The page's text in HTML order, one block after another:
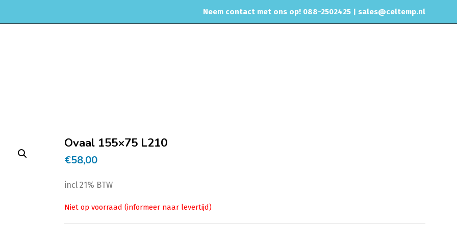
Neem contact met ons op! 088-2502425 | sales@celtemp.nl
Ovaal 155×75 L210
€58,00
incl 21% BTW